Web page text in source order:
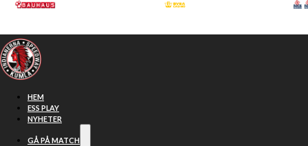
Hoppa till huvudinnehåll
HEM
ESS PLAY
NYHETER
GÅ PÅ MATCH